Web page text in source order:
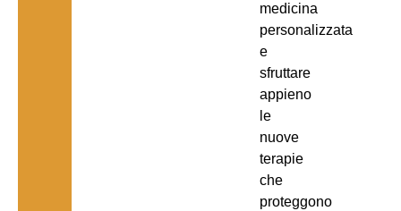
medicina
personalizzata
e
sfruttare
appieno
le
nuove
terapie
che
proteggono